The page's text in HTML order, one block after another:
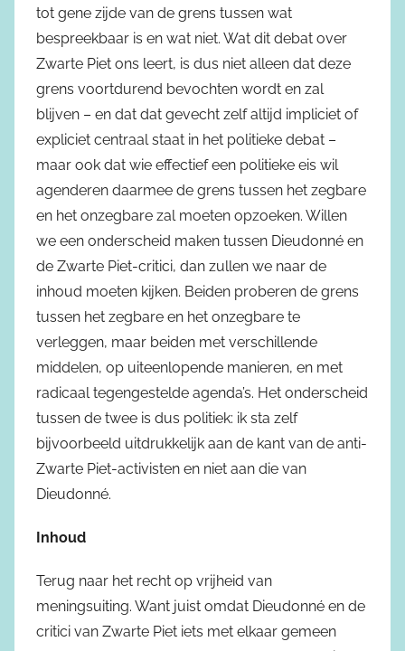
tot gene zijde van de grens tussen wat
bespreekbaar is en wat niet. Wat dit debat over
Zwarte Piet ons leert, is dus niet alleen dat deze
grens voortdurend bevochten wordt en zal
blijven – en dat dat gevecht zelf altijd impliciet of
expliciet centraal staat in het politieke debat –
maar ook dat wie effectief een politieke eis wil
agenderen daarmee de grens tussen het zegbare
en het onzegbare zal moeten opzoeken. Willen
we een onderscheid maken tussen Dieudonné en
de Zwarte Piet-critici, dan zullen we naar de
inhoud moeten kijken. Beiden proberen de grens
tussen het zegbare en het onzegbare te
verleggen, maar beiden met verschillende
middelen, op uiteenlopende manieren, en met
radicaal tegengestelde agenda’s. Het onderscheid
tussen de twee is dus politiek: ik sta zelf
bijvoorbeeld uitdrukkelijk aan de kant van de anti-
Zwarte Piet-activisten en niet aan die van
Dieudonné.
Inhoud
Terug naar het recht op vrijheid van
meningsuiting. Want juist omdat Dieudonné en de
critici van Zwarte Piet iets met elkaar gemeen